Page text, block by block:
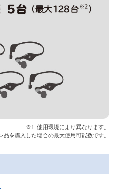
※1 使用環境により異なります。
品を購入した場合の最大使用可能数です。